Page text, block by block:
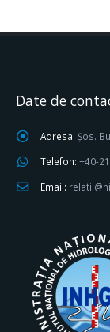
Date de
Adresa: Șos.
Telefon: +40-
Email: